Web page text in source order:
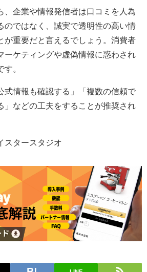
、企業や情報発信者は口コミを人為
のではなく、誠実で透明性の高い情
が重要だと言えるでしょう。消費者
ーケティングや虚偽情報に惑わされ
。
式情報も確認する」「複数の信頼で
」などの工夫をすることが推奨され
スタースタジオ